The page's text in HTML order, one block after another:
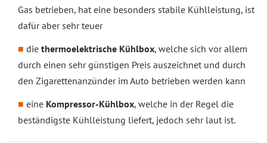
Gas betrieben, hat eine besonders stabile Kühlleistung, ist
dafür aber sehr teuer
die thermoelektrische Kühlbox, welche sich vor allem
durch einen sehr günstigen Preis auszeichnet und durch
den Zigarettenanzünder im Auto betrieben werden kann
eine Kompressor-Kühlbox, welche in der Regel die
beständigste Kühlleistung liefert, jedoch sehr laut ist.